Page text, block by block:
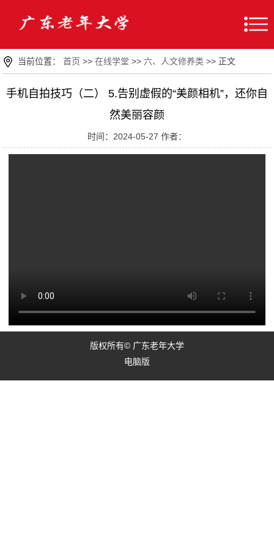
当前位置：首页 >>在线学堂 >>六、人文修养类 >> 正文
手机自拍技巧（二） 5.告别虚假的“美颜相机”，还你自
然美丽容颜
时间：2024-05-27 作者：
版权所有© 广东老年大学
电脑版